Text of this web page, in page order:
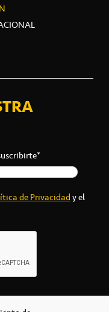
de Privacidady el